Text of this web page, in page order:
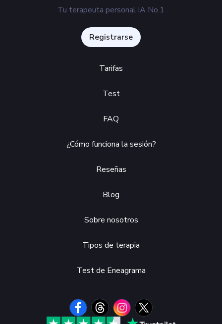
Tu terapeuta personal IA No.1
Registrarse
Tarifas
Test
FAQ
¿Cómo funciona la sesión?
Reseñas
Blog
Sobre nosotros
Tipos de terapia
Test de Eneagrama